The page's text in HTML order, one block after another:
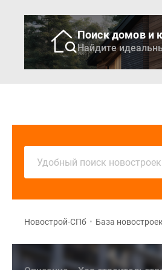
Поиск домов и
Найдите
Удобный поиск новостроек
Новострой-СПб • База новостроек